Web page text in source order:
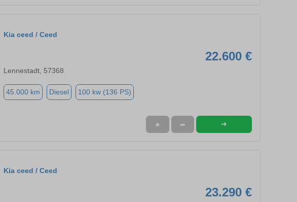
Kia ceed / Ceed
22.600 €
Lennestadt, 57368
45.000 km Diesel 100 kw (136 PS)
★ ➦ ➜
Kia ceed / Ceed
23.290 €